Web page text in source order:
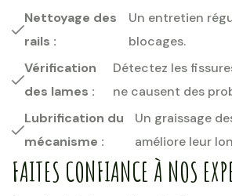
Nettoyage des
rails :
Un entretien
blocages.
Vérification
des lames :
Détectez les
ne causent des
Lubrification du
mécanisme :
Un graissage
améliore leur
FAITES CONFIANCE À NOS